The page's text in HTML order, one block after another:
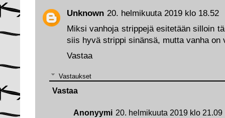
Unknown 20. helmikuuta 2019 klo 18.52
Miksi vanhoja strippejä esitetään silloin
siis hyvä strippi sinänsä, mutta vanha on
Vastaa
Vastaukset
Anonyymi 20. helmikuuta 2019 klo 21.09
Vastaa